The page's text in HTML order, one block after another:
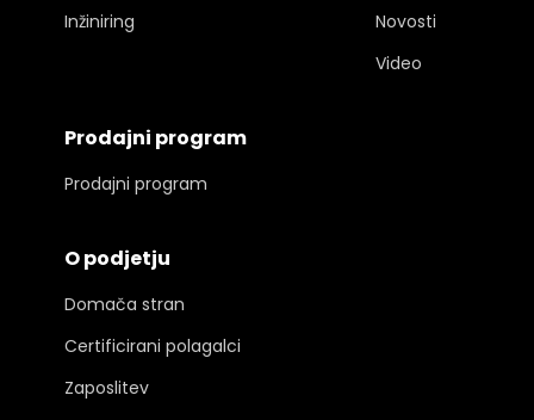
Inžiniring
Novosti
Video
Prodajni program
Prodajni program
O podjetju
Domača stran
Certificirani polagalci
Zaposlitev